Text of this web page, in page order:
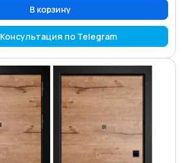
В корзину
Консультация по Telegram